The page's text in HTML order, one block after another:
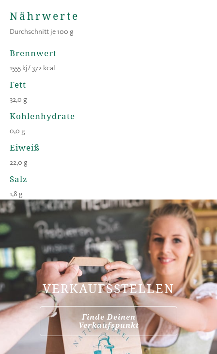
Nährwerte
Durchschnitt je 100 g
Brennwert
1555 kj/ 372 kcal
Fett
32,0 g
Kohlenhydrate
0,0 g
Eiweiß
22,0 g
Salz
1,8 g
VERKAUFSSTELLEN
Finde Deinen
Verkaufspunkt